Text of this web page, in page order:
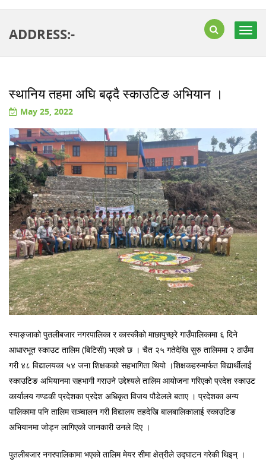
ADDRESS:-
स्थानिय तहमा अघि बढ्दै स्काउटिङ अभियान ।
May 25, 2022
स्याङ्जाको पुतलीबजार नगरपालिका र कास्कीको माछापुच्छ्रे गाउँपालिकामा ६ दिने
आधारभूत स्काउट तालिम (बिटिसी) भएको छ । चैत २५ गतेदेखि सुरु तालिममा २ ठाउँमा
गरी ४८ विद्यालयका ५४ जना शिक्षकको सहभागिता थियो ।शिक्षकहरुमार्फत विद्यार्थीलाई
स्काउटिङ अभियानमा सहभागी गराउने उद्देश्यले तालिम आयोजना गरिएको प्रदेश स्काउट
कार्यालय गण्डकी प्रदेशका प्रदेश अधिकृत विजय पौडेलले बताए । प्रदेशका अन्य
पालिकामा पनि तालिम सञ्चालन गरी विद्यालय तहदेखि बालबालिकालाई स्काउटिङ
अभियानमा जोड्न लागिएको जानकारी उनले दिए ।
पुतलीबजार नगरपालिकामा भएको तालिम मेयर सीमा क्षेत्रीले उद्घाटन गरेकी थिइन् ।